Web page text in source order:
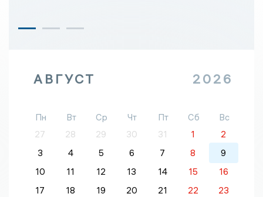
АВГУСТ 2026
Пн Вт Ср Чт Пт Сб
Вс
27
28 29 30 31 1
2
3
4 5 6 7 8
9
10
11 12 13 14 15
16
17
18 19 20 21 22
23